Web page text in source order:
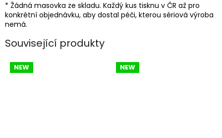
* Žádná masovka ze skladu. Každý kus tisknu v ČR až pro
konkrétní objednávku, aby dostal péči, kterou sériová výroba
nemá.
Související produkty
NEW NEW